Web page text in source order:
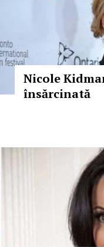
Nicole
însărcinată